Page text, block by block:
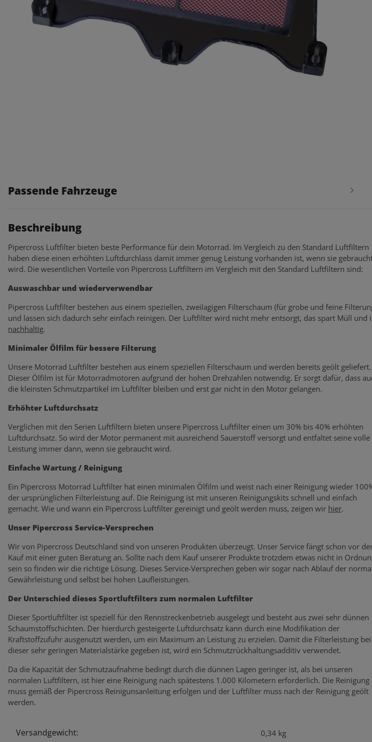
Passende Fahrzeuge
Beschreibung
Pipercross Luftfilter bieten beste Performance für dein Motorrad. Im Vergleich zu den Standard Luftfiltern
haben diese einen erhöhten Luftdurchlass damit immer genug Leistung vorhanden ist, wenn sie
wird. Die wesentlichen Vorteile von Pipercross Luftfiltern im Vergleich mit den Standard Luftfiltern sind:
Auswaschbar und wiederverwendbar
Pipercross Luftfilter bestehen aus einem speziellen, zweilagigen Filterschaum (für grobe und feine
und lassen sich dadurch sehr einfach reinigen. Der Luftfilter wird nicht mehr entsorgt, das spart Müll und
nachhaltig.
Minimaler Ölfilm für bessere Filterung
Unsere Motorrad Luftfilter bestehen aus einem speziellen Filterschaum und werden bereits geölt geliefert.
Dieser Ölfilm ist für Motorradmotoren aufgrund der hohen Drehzahlen notwendig. Er sorgt dafür, dass
die kleinsten Schmutzpartikel im Luftfilter bleiben und erst gar nicht in den Motor gelangen.
Erhöhter Luftdurchsatz
Verglichen mit den Serien Luftfiltern bieten unsere Pipercross Luftfilter einen um 30% bis 40% erhöhten
Luftdurchsatz. So wird der Motor permanent mit ausreichend Sauerstoff versorgt und entfaltet seine volle
Leistung immer dann, wenn sie gebraucht wird.
Einfache Wartung / Reinigung
Ein Pipercross Motorrad Luftfilter hat einen minimalen Ölfilm und weist nach einer Reinigung wieder
der ursprünglichen Filterleistung auf. Die Reinigung ist mit unseren Reinigungskits schnell und einfach
gemacht. Wie und wann ein Pipercross Luftfilter gereinigt und geölt werden muss, zeigen wir hier.
Unser Pipercross Service-Versprechen
Wir von Pipercross Deutschland sind von unseren Produkten überzeugt. Unser Service fängt schon vor
Kauf mit einer guten Beratung an. Sollte nach dem Kauf unserer Produkte trotzdem etwas nicht in
sein so finden wir die richtige Lösung. Dieses Service-Versprechen geben wir sogar nach Ablauf der
Gewährleistung und selbst bei hohen Laufleistungen.
Der Unterschied dieses Sportluftfilters zum normalen Luftfilter
Dieser Sportluftfilter ist speziell für den Rennstreckenbetrieb ausgelegt und besteht aus zwei sehr dünnen
Schaumstoffschichten. Der hierdurch gesteigerte Luftdurchsatz kann durch eine Modifikation der
Kraftstoffzufuhr ausgenutzt werden, um ein Maximum an Leistung zu erzielen. Damit die Filterleistung bei
dieser sehr geringen Materialstärke gegeben ist, wird ein Schmutzrückhaltungsadditiv verwendet.
Da die Kapazität der Schmutzaufnahme bedingt durch die dünnen Lagen geringer ist, als bei unseren
normalen Luftfiltern, ist hier eine Reinigung nach spätestens 1.000 Kilometern erforderlich. Die Reinigung
muss gemäß der Pipercross Reinigunsanleitung erfolgen und der Luftfilter muss nach der Reinigung geölt
werden.
Produkteigenschaft
Wert
Versandgewicht: 0,34 kg